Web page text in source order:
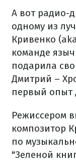
А вот радио-
одному из
Кривенко
команде
подарила
Дмитрий –
первый опыт
Режиссером
композитор
по
"Зеленой